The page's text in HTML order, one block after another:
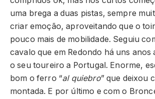
uma brega a duas pistas, sempre
criar emoção, aproveitando que o
pouco mais de mobilidade. Seguiu
cavalo que em Redondo há uns anos
o seu toureiro a Portugal. Enorme,
bom o ferro “al quiebro” que deixou
montada. E por último e com o